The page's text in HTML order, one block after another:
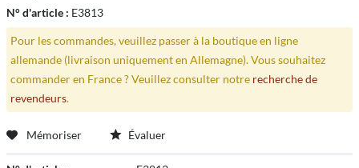
N° d'article : E3813
Pour les commandes, veuillez passer à la boutique en ligne
allemande (livraison uniquement en Allemagne). Vous souhaitez
commander en France ? Veuillez consulter notre recherche de
revendeurs.
Mémoriser Évaluer